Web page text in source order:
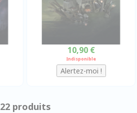
10,90 €
Indisponible
22 produits